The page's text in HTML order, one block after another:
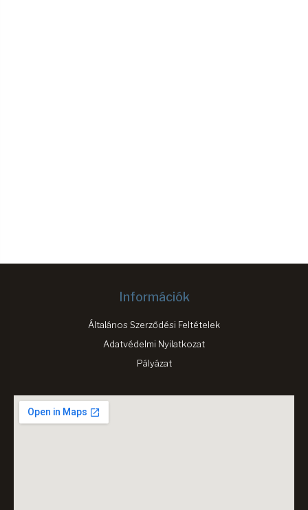
Információk
Általános Szerződési Feltételek
Adatvédelmi Nyilatkozat
Pályázat